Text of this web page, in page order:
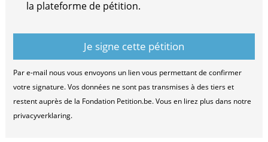
la plateforme de pétition.
Par e-mail nous vous envoyons un lien vous permettant de confirmer
votre signature. Vos données ne sont pas transmises à des tiers et
restent auprès de la Fondation Petition.be. Vous en lirez plus dans notre
privacyverklaring.